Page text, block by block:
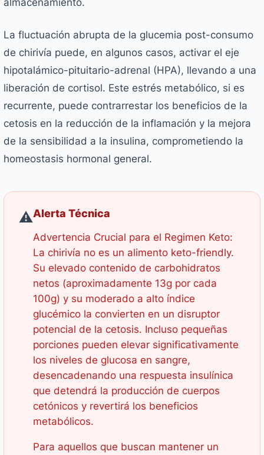
almacenamiento.
La fluctuación abrupta de la glucemia post-consumo
de chirivía puede, en algunos casos, activar el eje
hipotalámico-pituitario-adrenal (HPA), llevando a una
liberación de cortisol. Este estrés metabólico, si es
recurrente, puede contrarrestar los beneficios de la
cetosis en la reducción de la inflamación y la mejora
de la sensibilidad a la insulina, comprometiendo la
homeostasis hormonal general.
⚠️Alerta Técnica
Advertencia Crucial para el Regimen Keto:
La chirivía no es un alimento keto-friendly.
Su elevado contenido de carbohidratos
netos (aproximadamente 13g por cada
100g) y su moderado a alto índice
glucémico la convierten en un disruptor
potencial de la cetosis. Incluso pequeñas
porciones pueden elevar significativamente
los niveles de glucosa en sangre,
desencadenando una respuesta insulínica
que detendrá la producción de cuerpos
cetónicos y revertirá los beneficios
metabólicos.
Para aquellos que buscan mantener un